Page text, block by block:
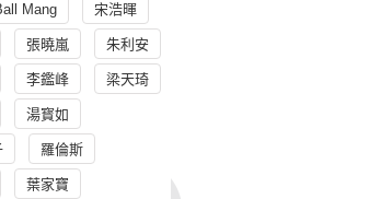
Mang 宋浩暉
張曉嵐 朱利安
李鑑峰 梁天琦
湯寳如
羅倫斯
葉家寶